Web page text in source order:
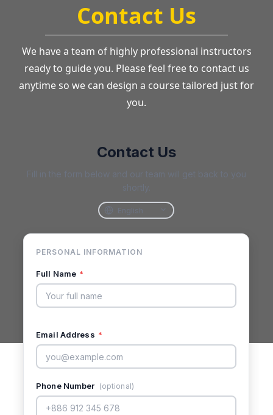
Contact Us
We have a team of highly professional instructors
ready to guide you. Please feel free to contact us
anytime so we can design a course tailored just for
you.